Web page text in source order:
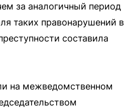
за аналогичный период
таких правонарушений в
составила
на межведомственном